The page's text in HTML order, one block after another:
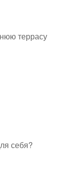
террасу
себя?